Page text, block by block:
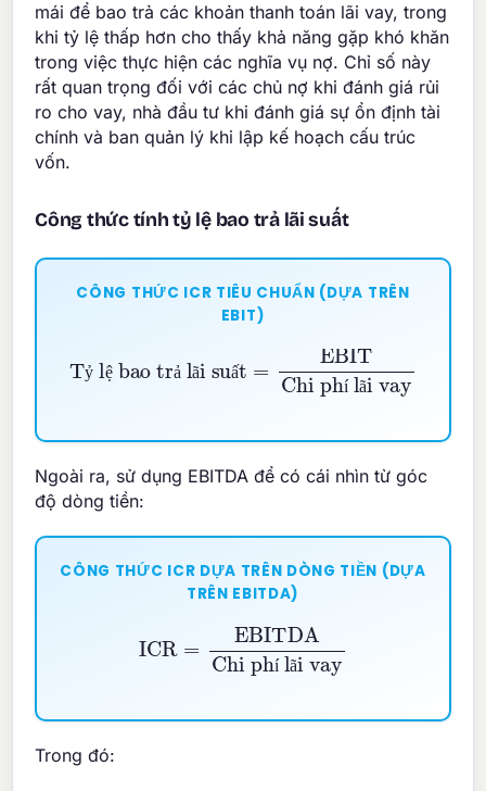
mái để bao trả các khoản thanh toán lãi vay, trong
khi tỷ lệ thấp hơn cho thấy khả năng gặp khó khăn
trong việc thực hiện các nghĩa vụ nợ. Chỉ số này
rất quan trọng đối với các chủ nợ khi đánh giá rủi
ro cho vay, nhà đầu tư khi đánh giá sự ổn định tài
chính và ban quản lý khi lập kế hoạch cấu trúc
vốn.
Công thức tính tỷ lệ bao trả lãi suất
CÔNG THỨC ICR TIÊU CHUẨN (DỰA TRÊN
EBIT)
ỷ ệ ả ã ấ
í ã
EBIT
Ngoài ra, sử dụng EBITDA để có cái nhìn từ góc
độ dòng tiền:
CÔNG THỨC ICR DỰA TRÊN DÒNG TIỀN (DỰA
TRÊN EBITDA)
í ã
Chi phí lãi vay
Trong đó: